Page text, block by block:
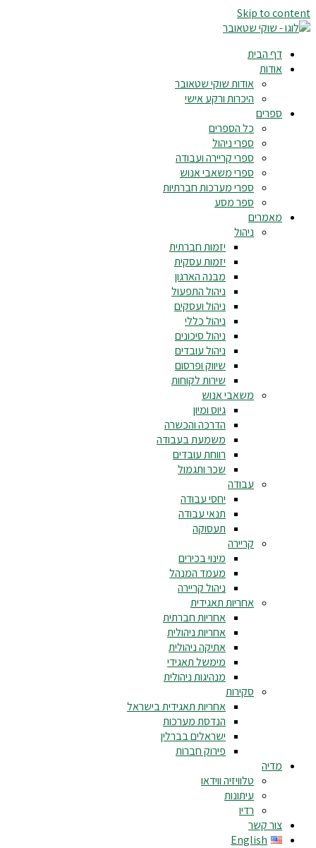
Skip to content
דף הבית
אודות
אודות שוקי שטאובר
היכרות ורקע אישי
ספרים
כל הספרים
ספרי ניהול
ספרי קריירה ועבודה
ספרי משאבי אנוש
ספרי מערכות חברתיות
ספר מסע
מאמרים
ניהול
יזמות חברתית
יזמות עסקית
מבנה הארגון
ניהול התפעול
ניהול ועסקים
ניהול כללי
ניהול סיכונים
ניהול עובדים
שיווק ופרסום
שירות לקוחות
משאבי אנוש
גיוס ומיון
הדרכה והכשרה
משמעת בעבודה
רווחת עובדים
שכר ותגמול
עבודה
יחסי עבודה
תנאי עבודה
תעסוקה
קריירה
מינוי בכירים
מעמד המנהל
ניהול קריירה
אחריות תאגידית
אחריות חברתית
אחריות ניהולית
אתיקה ניהולית
מימשל תאגידי
מנהיגות ניהולית
סקירות
אחריות תאגידית בישראל
הנדסת מערכות
ישראלים בברלין
פירוק חברות
מדיה
טלוויזיה ווידאו
עיתונות
רדיו
צור קשר
English